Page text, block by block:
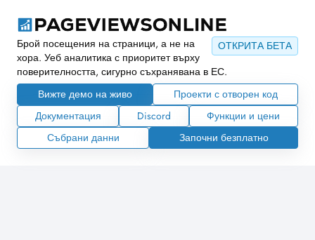
ОТКРИТА БЕТА
Брой посещения на страници, а не на
хора. Уеб аналитика с приоритет върху
поверителността, сигурно съхранявана в ЕС.
Вижте демо на живо
Проекти с отворен код
Документация
Discord
Функции и цени
Събрани данни
Започни безплатно